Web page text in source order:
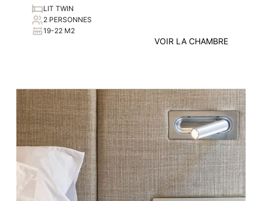
LIT TWIN
2 PERSONNES
19-22 M2
VOIR LA CHAMBRE